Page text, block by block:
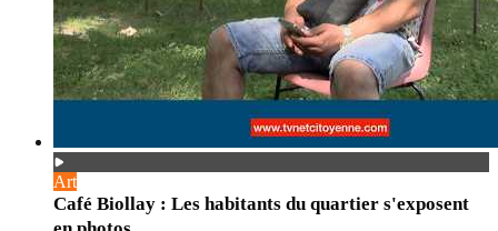
Art
Café Biollay : Les habitants du quartier s'exposent